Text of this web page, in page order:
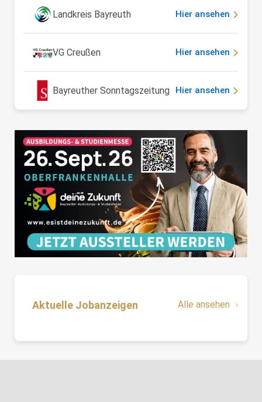
Landkreis Bayreuth Hier ansehen
VG Creußen Hier ansehen
Bayreuther Sonntagszeitung Hier ansehen
Aktuelle Jobanzeigen Alle ansehen